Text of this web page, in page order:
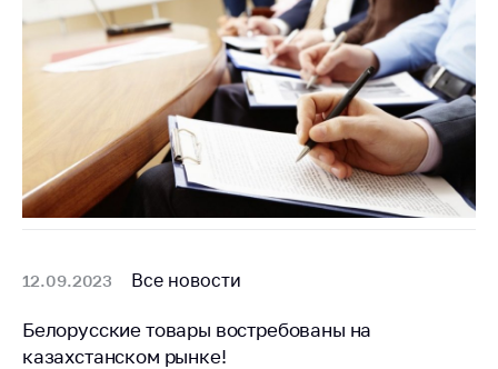
12.09.2023 Все новости
Белорусские товары востребованы на
казахстанском рынке!